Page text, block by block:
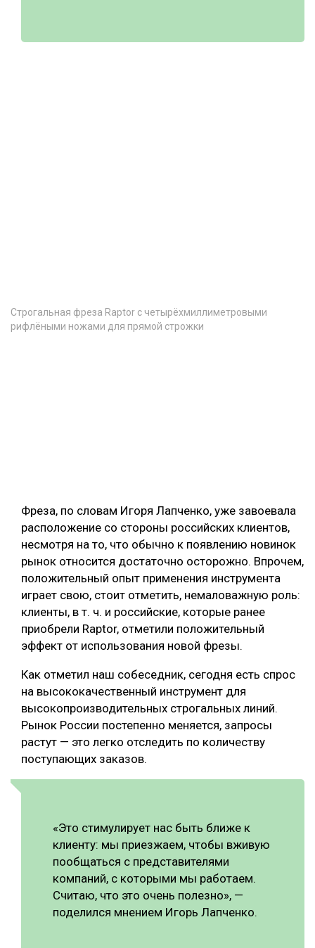
Строгальная фреза Raptor с четырёхмиллиметровыми
рифлёными ножами для прямой строжки
Фреза, по словам Игоря Лапченко, уже завоевала
расположение со стороны российских клиентов,
несмотря на то, что обычно к появлению новинок
рынок относится достаточно осторожно. Впрочем,
положительный опыт применения инструмента
играет свою, стоит отметить, немаловажную роль:
клиенты, в т. ч. и российские, которые ранее
приобрели Raptor, отметили положительный
эффект от использования новой фрезы.
Как отметил наш собеседник, сегодня есть спрос
на высококачественный инструмент для
высокопроизводительных строгальных линий.
Рынок России постепенно меняется, запросы
растут — это легко отследить по количеству
поступающих заказов.
«Это стимулирует нас быть ближе к
клиенту: мы приезжаем, чтобы вживую
пообщаться с представителями
компаний, с которыми мы работаем.
Считаю, что это очень полезно», —
поделился мнением Игорь Лапченко.